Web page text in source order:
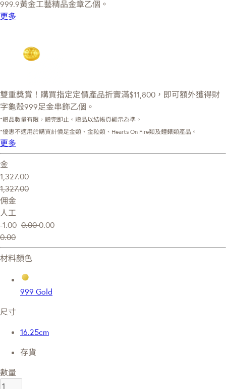
999.9黃金工藝精品金章乙個。
更多
雙重獎賞！購買指定定價產品折實滿$11,800，即可額外獲得財
字龜殼999足金串飾乙個。
*贈品數量有限，贈完即止。贈品以結帳頁顯示為準。
*優惠不適用於購買計價足金類、金粒類、Hearts On Fire類及鐘錶類產品。
更多
金
1,327.00
1,327.00
佣金
人工
-1.00 0.000.00
0.00
材料顏色
999 Gold
尺寸
16.25cm
存貨
數量